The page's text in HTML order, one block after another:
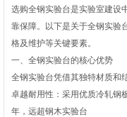
实验室集中通气系统
实验室集中通气系统
实验室集中通气系统
实验室集中通气系统
选购全钢实验台是实验室建设
靠保障。以下是关于全钢实验
格及维护等关键要素。
一、全钢实验台的核心优势
全钢实验台凭借其独特材质和
卓越耐用性‌：采用优质冷轧钢
年，远超钢木实验台‌